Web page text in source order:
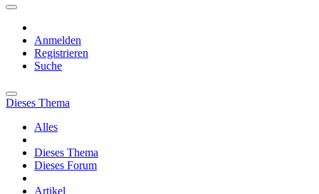
Anmelden
Registrieren
Suche
Dieses Thema
Alles
Dieses Thema
Dieses Forum
Artikel